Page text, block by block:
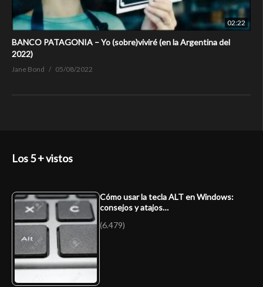
02:22
BANCO PATAGONIA – Yo (sobre)viviré (en la Argentina del
2022)
Jane Bond 05/08/2022
Los 5 + vistos
Cómo usar la tecla ALT en Windows:
consejos y atajos…
(6.479)